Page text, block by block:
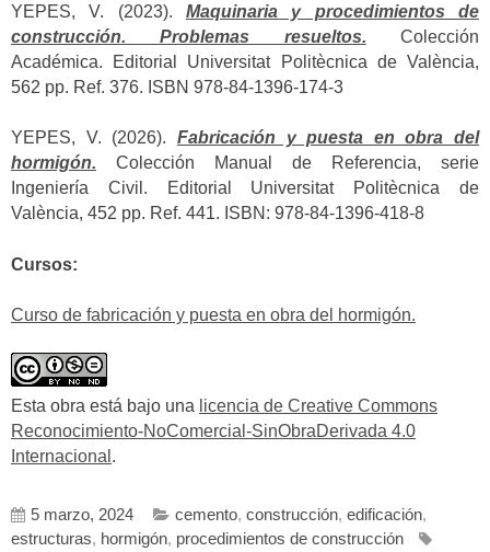
YEPES, V. (2023). Maquinaria y procedimientos de
construcción. Problemas resueltos. Colección
Académica. Editorial Universitat Politècnica de València,
562 pp. Ref. 376. ISBN 978-84-1396-174-3
YEPES, V. (2026). Fabricación y puesta en obra del
hormigón. Colección Manual de Referencia, serie
Ingeniería Civil. Editorial Universitat Politècnica de
València, 452 pp. Ref. 441. ISBN: 978-84-1396-418-8
Cursos:
Curso de fabricación y puesta en obra del hormigón.
Esta obra está bajo una licencia de Creative Commons
Reconocimiento-NoComercial-SinObraDerivada 4.0
Internacional .
5 marzo, 2024 cemento, construcción, edificación,
estructuras, hormigón, procedimientos de construcción